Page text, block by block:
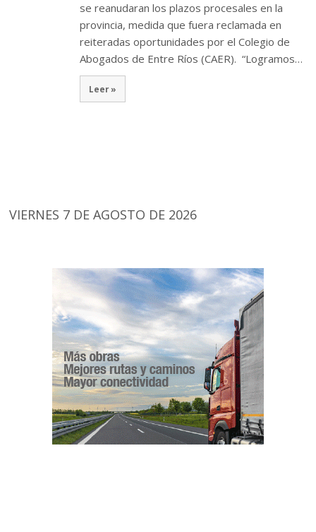
se reanudaran los plazos procesales en la
provincia, medida que fuera reclamada en
reiteradas oportunidades por el Colegio de
Abogados de Entre Ríos (CAER). “Logramos…
Leer »
VIERNES 7 DE AGOSTO DE 2026